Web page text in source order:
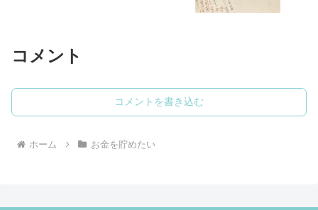
コメント
コメントを書き込む
ホーム お金を貯めたい